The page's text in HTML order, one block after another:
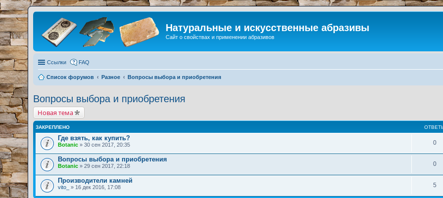
Натуральные и искусственные абразивы
Сайт о свойствах и применении абразивов
Ссылки FAQ
Список форумов Разное Вопросы выбора и приобретения
Вопросы выбора и приобретения
Новая тема
ЗАКРЕПЛЕНО
Где взять, как купить?
Botanic » 30 сен 2017, 20:35 0
Вопросы выбора и приобретения
Botanic » 29 сен 2017, 22:18 0
Производители камней
vito_ » 16 дек 2016, 17:08 5